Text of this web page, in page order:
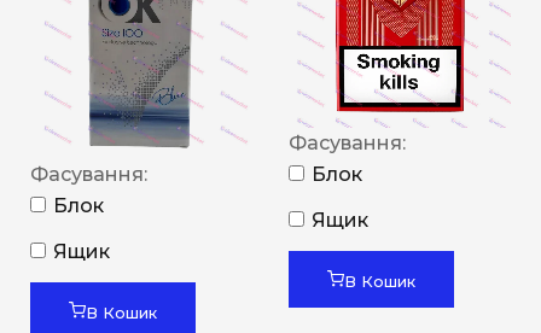
Фасування:
Блок
Ящик
В Кошик
Фасування:
Блок
Ящик
В Кошик